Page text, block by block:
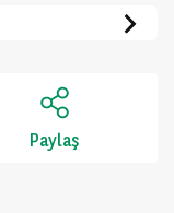
Paylaş